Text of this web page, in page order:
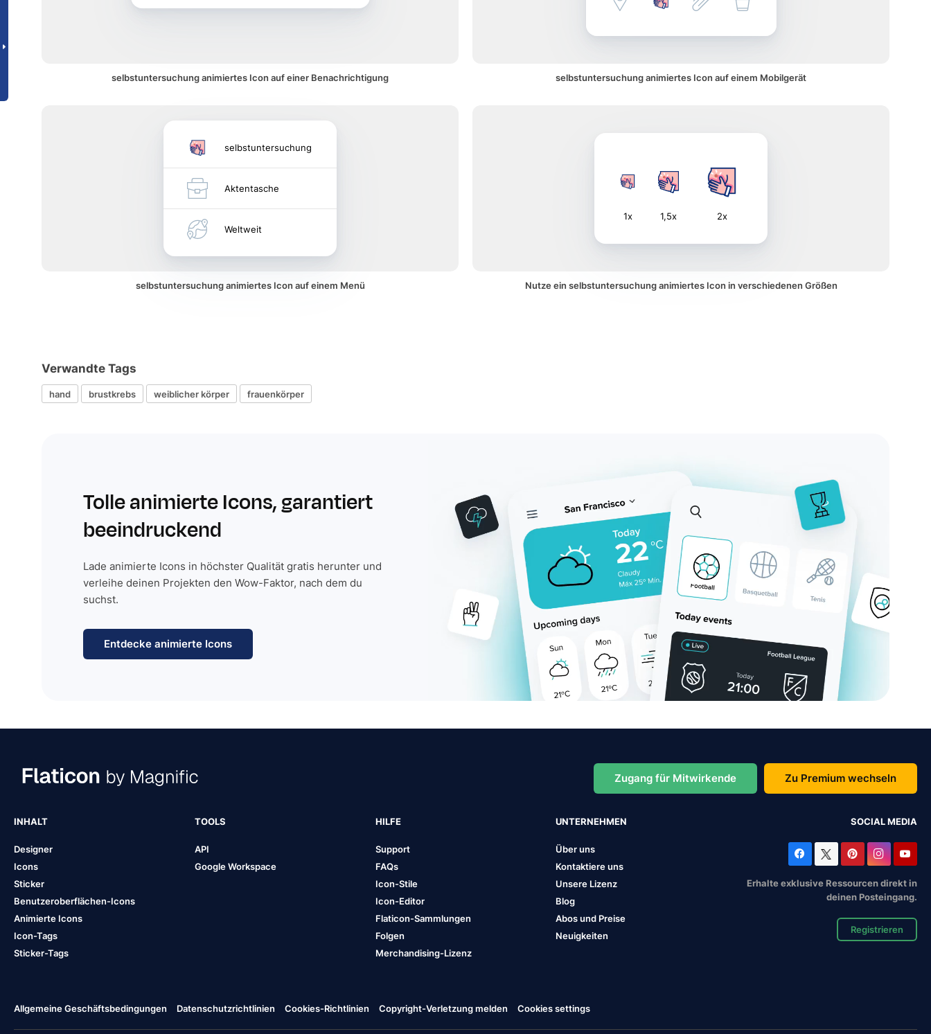
selbstuntersuchung animiertes Icon auf einer Benachrichtigung selbstuntersuchung animiertes Icon auf einem Mobilgerät
selbstuntersuchung
Aktentasche
Weltweit
selbstuntersuchung animiertes Icon auf einem Menü
1x 1,5x 2x
Nutze ein selbstuntersuchung animiertes Icon in verschiedenen Größen
Verwandte Tags
hand brustkrebs weiblicher körper frauenkörper
Tolle animierte Icons, garantiert
beeindruckend
Lade animierte Icons in höchster Qualität gratis herunter und
verleihe deinen Projekten den Wow-Faktor, nach dem du
suchst.
Entdecke animierte Icons
Zugang für Mitwirkende Zu Premium wechseln
INHALT
Designer
Icons
Sticker
Benutzeroberflächen-Icons
Animierte Icons
Icon-Tags
Sticker-Tags
TOOLS
API
Google Workspace
HILFE
Support
FAQs
Icon-Stile
Icon-Editor
Flaticon-Sammlungen
Folgen
Merchandising-Lizenz
UNTERNEHMEN
Über uns
Kontaktiere uns
Unsere Lizenz
Blog
Abos und Preise
Neuigkeiten
SOCIAL MEDIA
Erhalte exklusive Ressourcen direkt in
deinen Posteingang.
Registrieren
Allgemeine Geschäftsbedingungen Datenschutzrichtlinien Cookies-Richtlinien Copyright-Verletzung melden Cookies settings